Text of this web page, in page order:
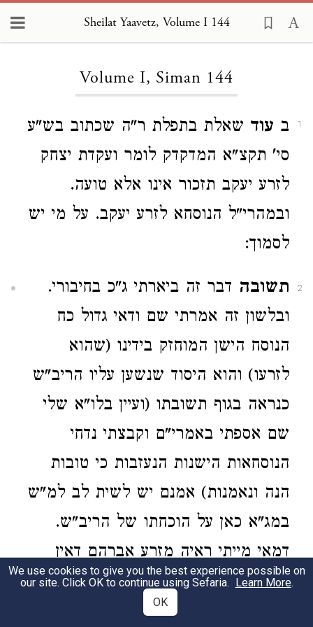
Sheilat Yaavetz, Volume I 144
Volume I, Siman 144
1 ב עוד שאלת בתפלת ר"ה שכתוב בש"ע
סי' תקצ"א המדקדק לומר ועקדת יצחק
לזרע יעקב תזכור אינו אלא טועה.
ובמהרי"ל הנוסחא לזרע יעקב. על מי יש
לסמוך:
2 תשובה דבר זה ביארתי ג"כ בחיבורי.
ובלשון זה אמרתי שם ודאי גדול כח
הנוסח הישן המוחזק בידינו (שהוא
לזרעו) והוא היסוד שנשען עליו הריב"ש
כנראה בגוף תשובתו (ועיין בלו"א שלי
שם אספתי באמרי"ם וקבצתי נדחי
הנוסחאות הישנות הנעזבות כי טובות
הנה ונאמנות) אמנם יש לשית לב למ"ש
במג"א כאן על הוכחתו של הריב"ש.
דמאי מייתי ראיה מזרע אברהם דאין
עשו בכלל. והרי הנודר מזרע יצחק אסור
בעשו עכ"ד. והיא קושיא אלימתא
We use cookies to give you the best experience possible on
our site. Click OK to continue using Sefaria. Learn More.
OK